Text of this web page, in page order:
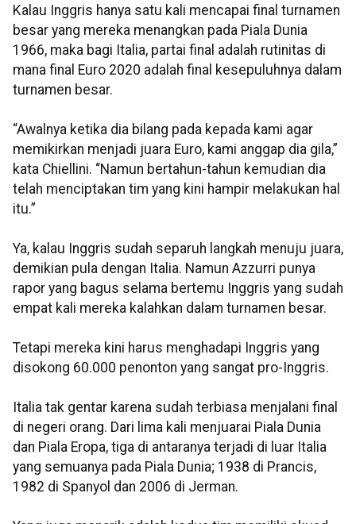
Kalau Inggris hanya satu kali mencapai final turnamen
besar yang mereka menangkan pada Piala Dunia
1966, maka bagi Italia, partai final adalah rutinitas di
mana final Euro 2020 adalah final kesepuluhnya dalam
turnamen besar.
“Awalnya ketika dia bilang pada kepada kami agar
memikirkan menjadi juara Euro, kami anggap dia gila,”
kata Chiellini. “Namun bertahun-tahun kemudian dia
telah menciptakan tim yang kini hampir melakukan hal
itu.”
Ya, kalau Inggris sudah separuh langkah menuju juara,
demikian pula dengan Italia. Namun Azzurri punya
rapor yang bagus selama bertemu Inggris yang sudah
empat kali mereka kalahkan dalam turnamen besar.
Tetapi mereka kini harus menghadapi Inggris yang
disokong 60.000 penonton yang sangat pro-Inggris.
Italia tak gentar karena sudah terbiasa menjalani final
di negeri orang. Dari lima kali menjuarai Piala Dunia
dan Piala Eropa, tiga di antaranya terjadi di luar Italia
yang semuanya pada Piala Dunia; 1938 di Prancis,
1982 di Spanyol dan 2006 di Jerman.